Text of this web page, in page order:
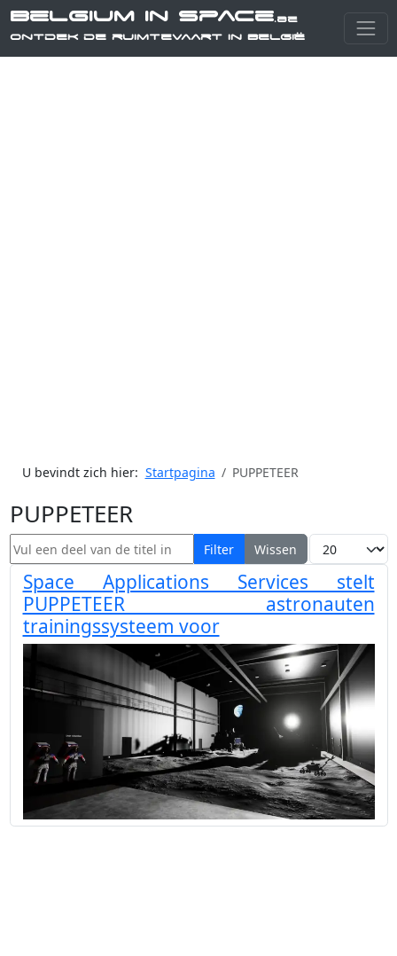
Belgium in Space.be
Ontdek de ruimtevaart in België
U bevindt zich hier: Startpagina PUPPETEER
PUPPETEER
Vul een deel van de titel in Filter Wissen Toon #
Space Applications Services stelt
PUPPETEER astronauten
trainingssysteem voor